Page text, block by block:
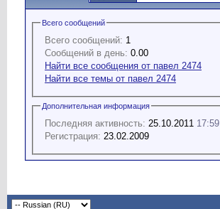
Всего сообщений
Всего сообщений: 1
Сообщений в день: 0.00
Найти все сообщения от павел 2474
Найти все темы от павел 2474
Дополнительная информация
Последняя активность: 25.10.2011 17:59
Регистрация: 23.02.2009